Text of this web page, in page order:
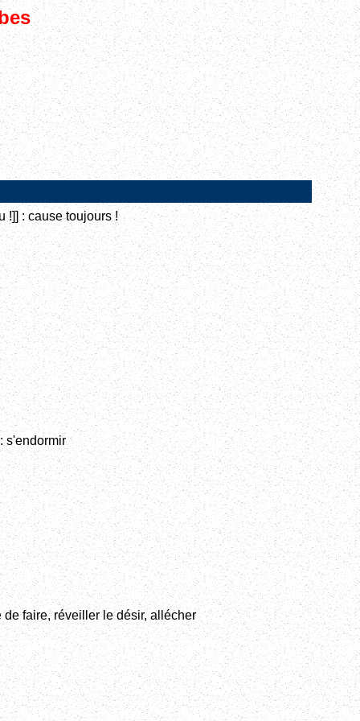
!]] : cause toujours !
s'endormir
de faire, réveiller le désir, allécher